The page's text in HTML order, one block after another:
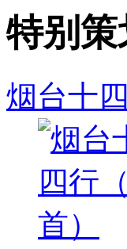
特别策
烟台十